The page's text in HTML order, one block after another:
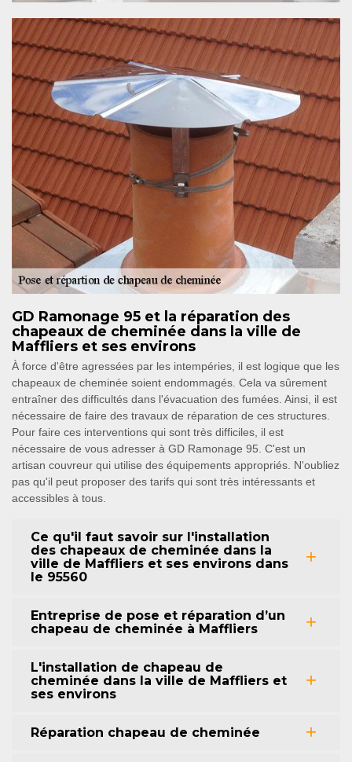
GD Ramonage 95 et la réparation des
chapeaux de cheminée dans la ville de
Maffliers et ses environs
À force d'être agressées par les intempéries, il est logique que les
chapeaux de cheminée soient endommagés. Cela va sûrement
entraîner des difficultés dans l'évacuation des fumées. Ainsi, il est
nécessaire de faire des travaux de réparation de ces structures.
Pour faire ces interventions qui sont très difficiles, il est
nécessaire de vous adresser à GD Ramonage 95. C'est un
artisan couvreur qui utilise des équipements appropriés. N'oubliez
pas qu'il peut proposer des tarifs qui sont très intéressants et
accessibles à tous.
Ce qu'il faut savoir sur l'installation
des chapeaux de cheminée dans la
ville de Maffliers et ses environs dans
le 95560
Entreprise de pose et réparation d’un
chapeau de cheminée à Maffliers
L'installation de chapeau de
cheminée dans la ville de Maffliers et
ses environs
Réparation chapeau de cheminée